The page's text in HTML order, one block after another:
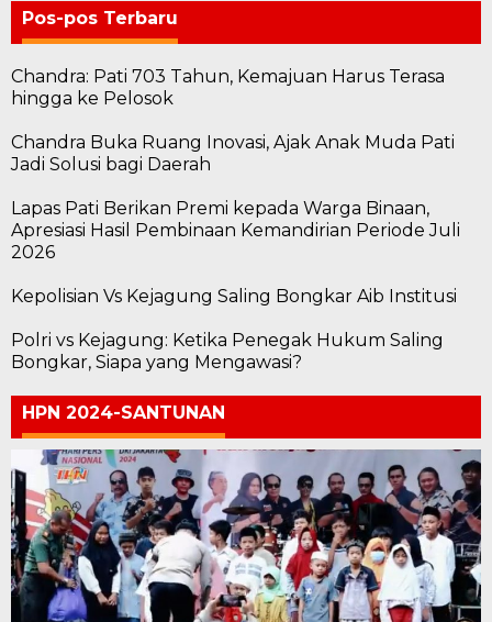
Pos-pos Terbaru
Chandra: Pati 703 Tahun, Kemajuan Harus Terasa
hingga ke Pelosok
Chandra Buka Ruang Inovasi, Ajak Anak Muda Pati
Jadi Solusi bagi Daerah
Lapas Pati Berikan Premi kepada Warga Binaan,
Apresiasi Hasil Pembinaan Kemandirian Periode Juli
2026
Kepolisian Vs Kejagung Saling Bongkar Aib Institusi
Polri vs Kejagung: Ketika Penegak Hukum Saling
Bongkar, Siapa yang Mengawasi?
HPN 2024-SANTUNAN